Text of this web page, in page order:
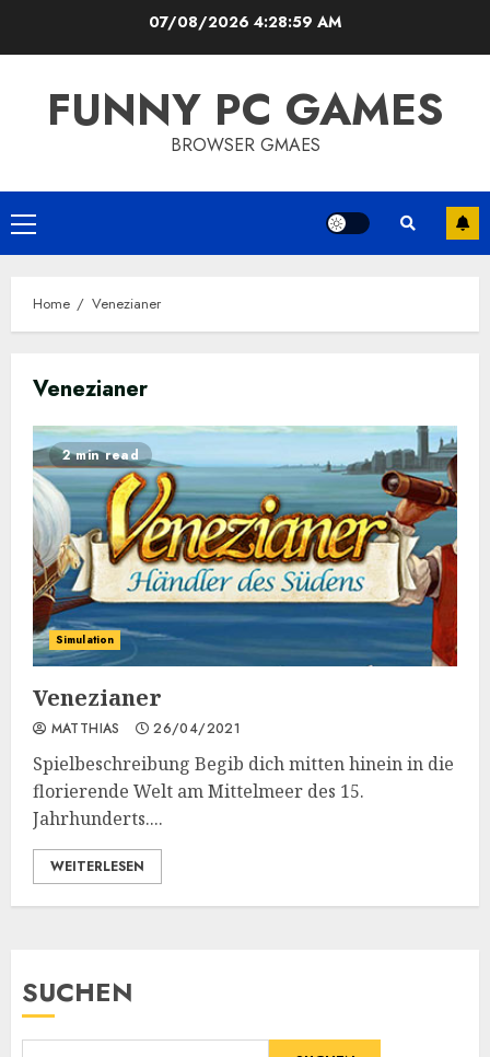
07/08/2026 4:28:59 AM
FUNNY PC GAMES
BROWSER GMAES
Primary
Menu
Home Venezianer
Venezianer
2 min read
Simulation
Venezianer
MATTHIAS 26/04/2021
Spielbeschreibung Begib dich mitten hinein in die
florierende Welt am Mittelmeer des 15.
Jahrhunderts....
WEITERLESEN
SUCHEN